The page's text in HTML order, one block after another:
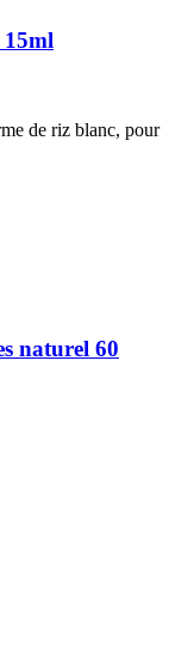
15ml
de riz blanc, pour
naturel 60